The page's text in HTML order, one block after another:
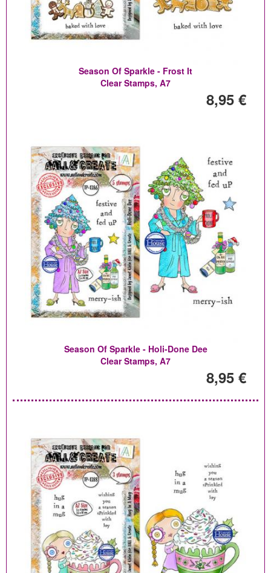
Season Of Sparkle - Frost It
Clear Stamps, A7
8,95 €
Season Of Sparkle - Holi-Done Dee
Clear Stamps, A7
8,95 €